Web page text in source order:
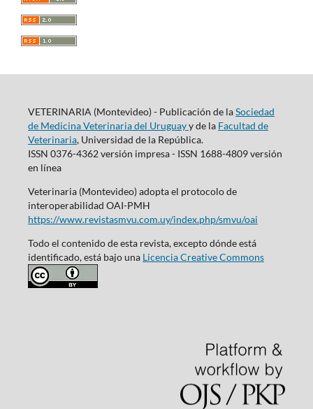
VETERINARIA (Montevideo) - Publicación de laSociedad
de Medicina Veterinaria del Uruguayy de la Facultad de
Veterinaria, Universidad de la República.
ISSN 0376-4362 versión impresa - ISSN 1688-4809 versión
en línea
Veterinaria (Montevideo) adopta el protocolo de
interoperabilidad OAI-PMH
https://www.revistasmvu.com.uy/index.php/smvu/oai
Todo el contenido de esta revista, excepto dónde está
identificado, está bajo una Licencia Creative Commons